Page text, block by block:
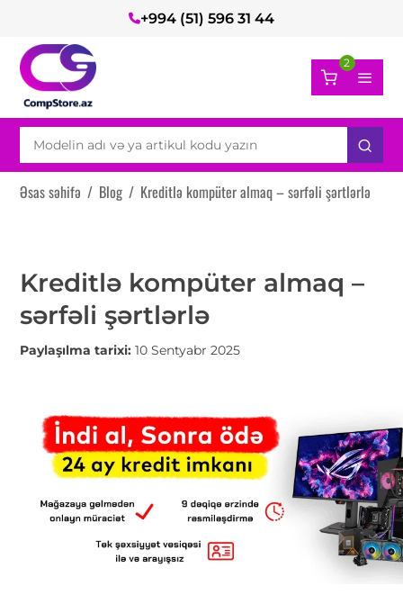
+994 (51) 596 31 44
2
Əsas səhifə / Blog / Kreditlə kompüter almaq – sərfəli şərtlərlə
Kreditlə kompüter almaq –
sərfəli şərtlərlə
Paylaşılma tarixi:10 Sentyabr 2025